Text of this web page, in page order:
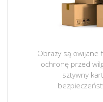
Obrazy są owijane
ochronę przed
sztywny